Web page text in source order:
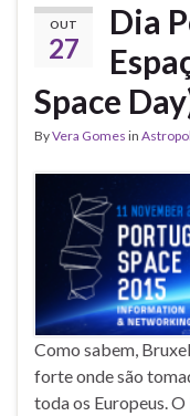
OUT
27
Dia
Space
ByVera Gomes in
Como sabem,
forte onde são
toda os Europeus. O